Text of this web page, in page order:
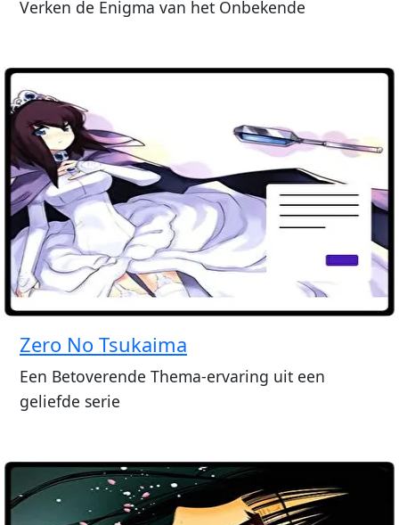
Verken de Enigma van het Onbekende
Zero No Tsukaima
Een Betoverende Thema-ervaring uit een
geliefde serie